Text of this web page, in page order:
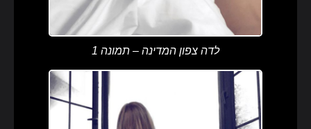
לדה צפון המדינה – תמונה 1